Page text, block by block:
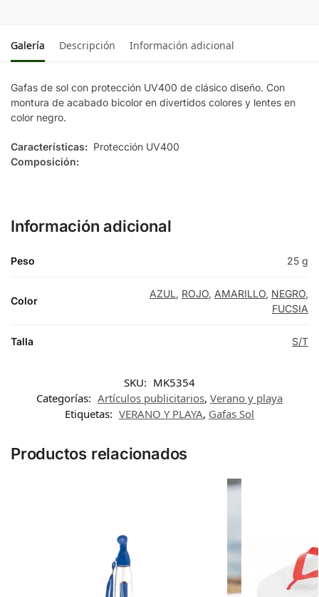
Galería Descripción Información adicional
Gafas de sol con protección UV400 de clásico diseño. Con
montura de acabado bicolor en divertidos colores y lentes en
color negro.
Características: Protección UV400
Composición:
Información adicional
Peso 25 g
Color
AZUL, ROJO, AMARILLO, NEGRO,
FUCSIA
Talla S/T
SKU: MK5354
Categorías: Artículos publicitarios, Verano y playa
Etiquetas: VERANO Y PLAYA, Gafas Sol
Productos relacionados